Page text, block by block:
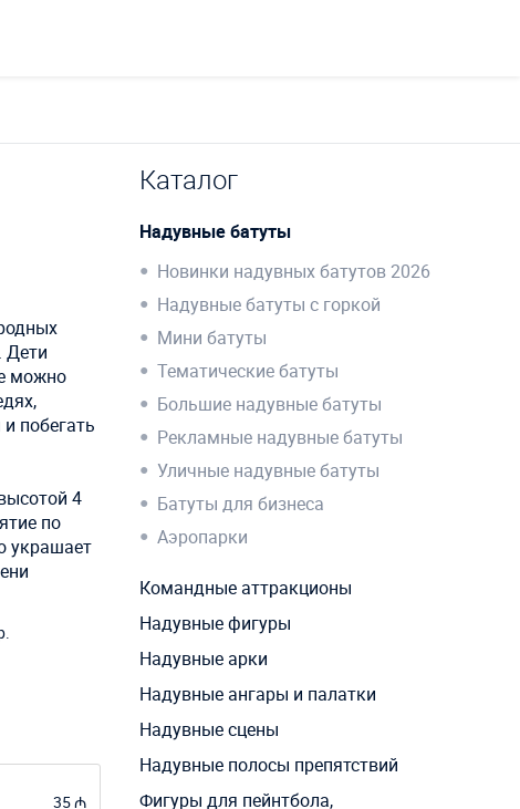
Дети
можно
побегать
4
по
украшает
35 ₼
Каталог
Надувные батуты
Новинки надувных батутов 2026
Надувные батуты с горкой
Мини батуты
Тематические батуты
Большие надувные батуты
Рекламные надувные батуты
Уличные надувные батуты
Батуты для бизнеса
Аэропарки
Командные аттракционы
Надувные фигуры
Надувные арки
Надувные ангары и палатки
Надувные сцены
Надувные полосы препятствий
Фигуры для пейнтбола,